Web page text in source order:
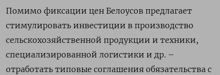
Помимо фиксации цен Белоусов предлагает
стимулировать инвестиции в производство
сельскохозяйственной продукции и техники,
специализированной логистики и др. –
отработать типовые соглашения обязательства с